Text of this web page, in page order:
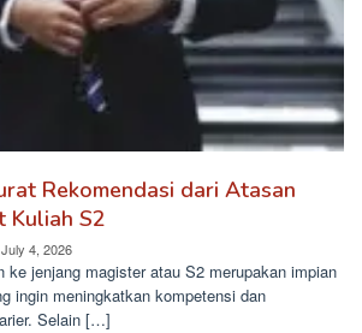
Rekomendasi dari Atasan
Kuliah S2
July 4, 2026
ke jenjang magister atau S2 merupakan impian
ingin meningkatkan kompetensi dan
Selain […]